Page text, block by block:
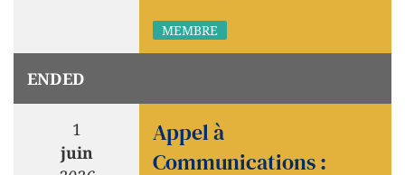
MEMBRE
ENDED
1
juin
Appel à
Communications :